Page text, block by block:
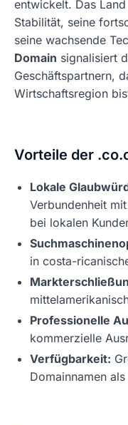
entwickelt. Das
Stabilität, seine
seine wachsende
Domain signalisiert
Geschäftspartnern,
Wirtschaftsregion
Vorteile der
Lokale
Verbundenheit
bei lokalen
in costa-
Professionelle
kommerzielle
Verfügbarkeit:
Domainnamen